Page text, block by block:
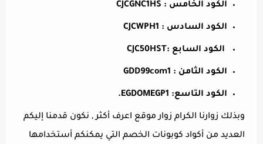
الكود الخامس : CJCGNC1HS
الكود السادس : CJCWPH1
الكود السابع :CJC50HST
الكود الثامن : GDD99com1
الكود التاسع: EGDOMEGP1.
وبذلك زوارنا الكرام زوار موقع اعرف أكثر , نكون قدمنا إليكم
العديد من أكواد كوبونات الخصم التي يمكنكم أستخدامها